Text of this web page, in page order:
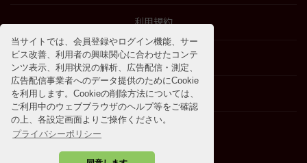
当サイトでは、会員登録やログイン機能、サー
ビス改善、利用者の興味関心に合わせたコンテ
ンツ表示、利用状況の解析、広告配信・測定、
広告配信事業者へのデータ提供のためにCookie
を利用します。Cookieの削除方法については、
ご利用中のウェブブラウザのヘルプ等をご確認
の上、各設定画面よりご操作ください。
プライバシーポリシー
利用規約
特商法に基づく表示
プライバシーポリシー